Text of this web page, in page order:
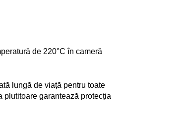
de 220°C în cameră
lungă de viață pentru toate
plutitoare garantează protecția